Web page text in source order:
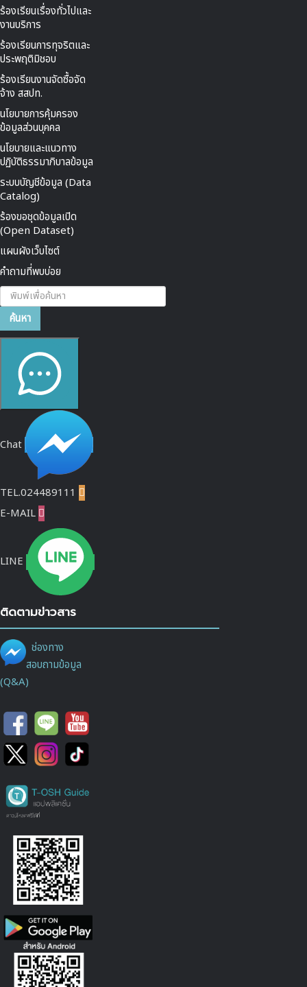
ร้องเรียนเรื่องทั่วไปและ
งานบริการ
ร้องเรียนการทุจริตและ
ประพฤติมิชอบ
ร้องเรียนงานจัดซื้อจัด
จ้าง สสปท.
นโยบายการคุ้มครอง
ข้อมูลส่วนบุคคล
นโยบายและแนวทาง
ปฏิบัติธรรมาภิบาลข้อมูล
ระบบบัญชีข้อมูล (Data
Catalog)
ร้องขอชุดข้อมูลเปิด
(Open Dataset)
แผนผังเว็บไซต์
คำถามที่พบบ่อย
ค้นหา...
ค้นหา
Chat
TEL.024489111 
E-MAIL 
LINE
ติดตามข่าวสาร
ช่องทาง
สอบถามข้อมูล
(Q&A)